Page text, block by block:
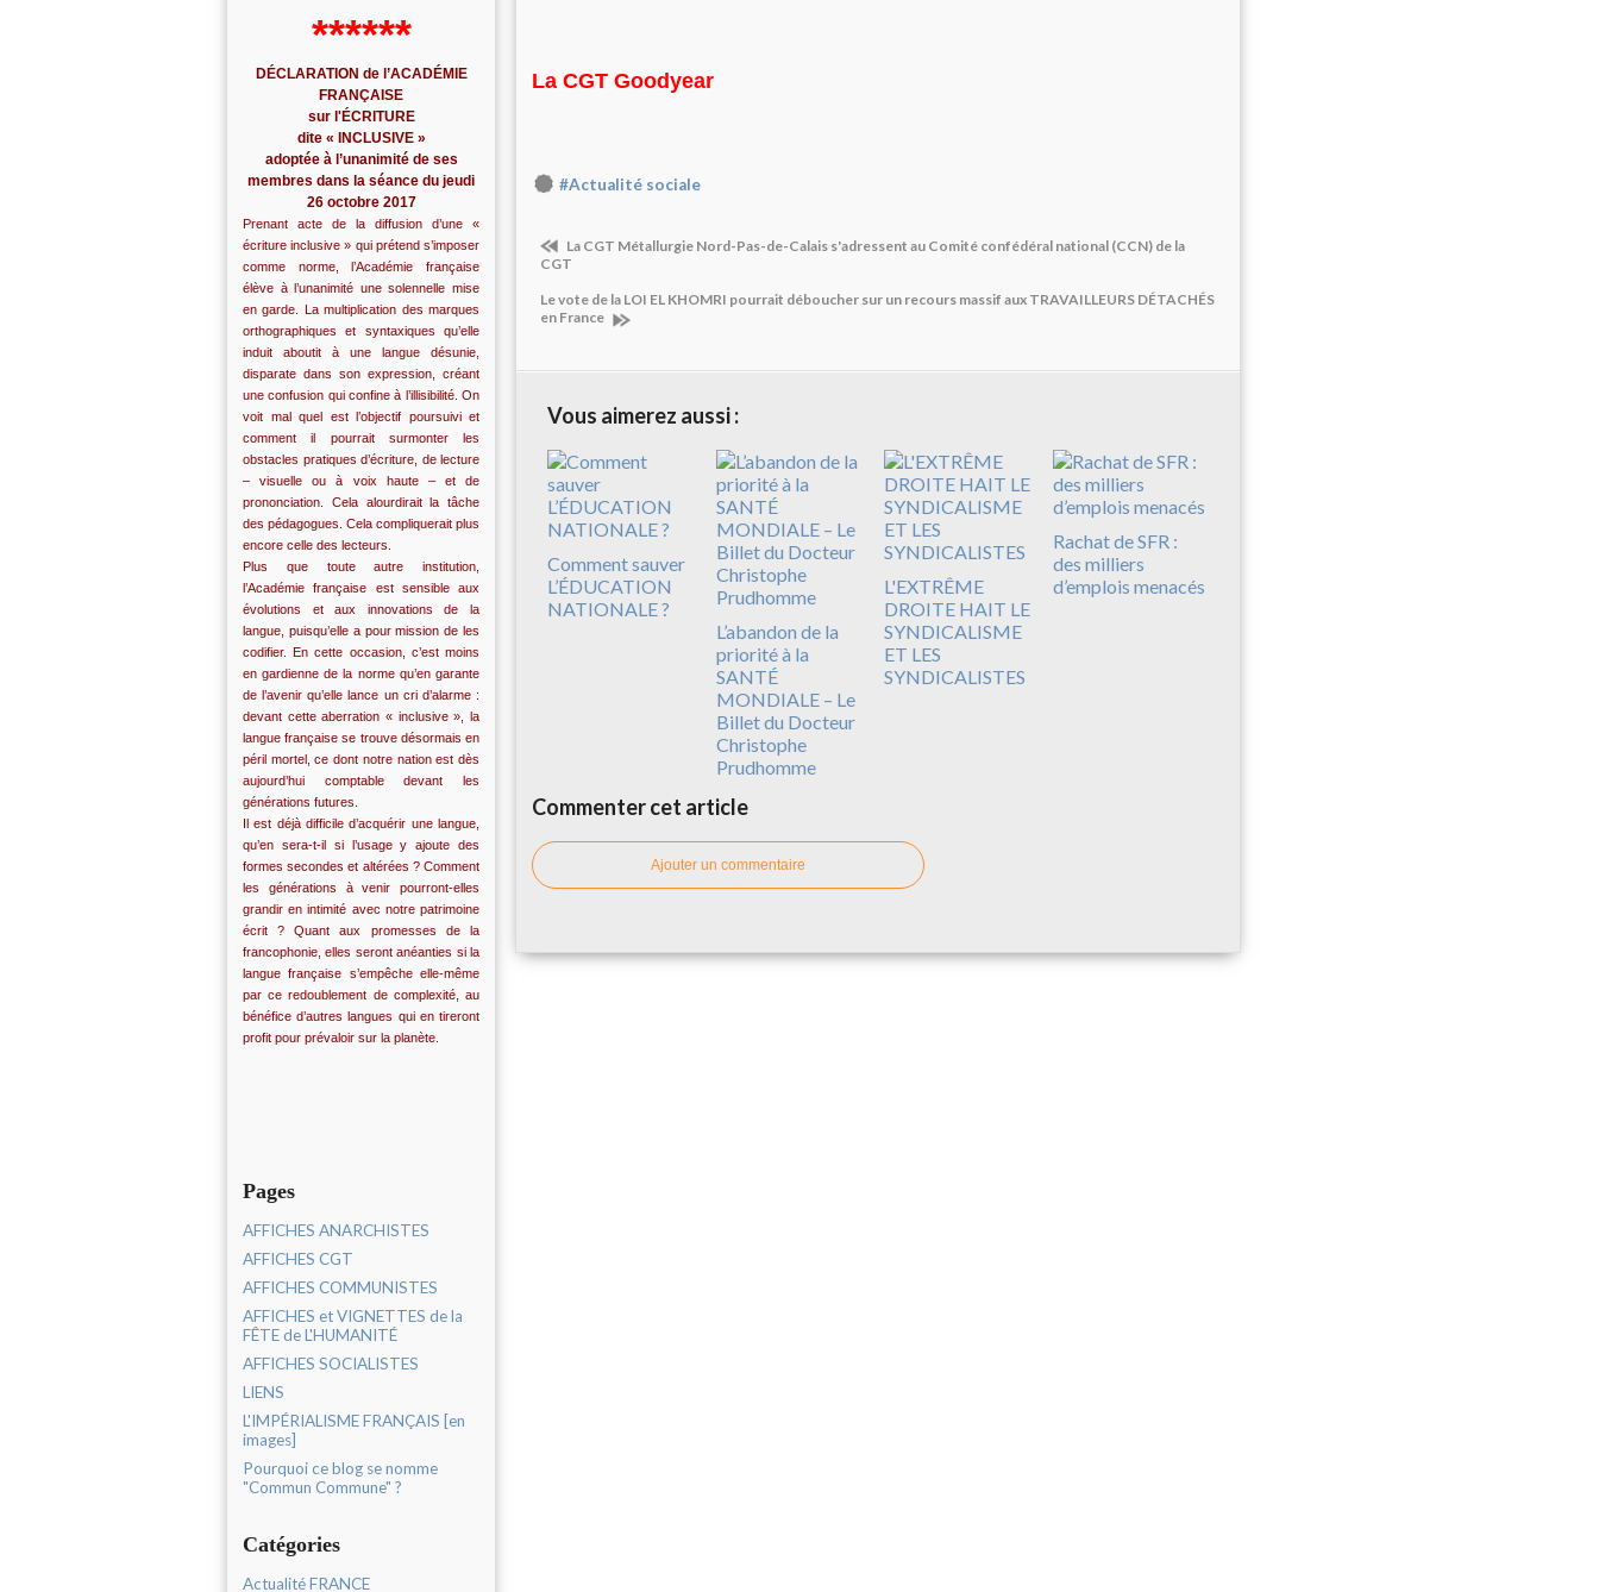
******
DÉCLARATION de l’ACADÉMIE
FRANÇAISE
sur l'ÉCRITURE
dite « INCLUSIVE »
adoptée à l’unanimité de ses
membres dans la séance du jeudi
26 octobre 2017
Prenant acte de la diffusion d’une «
écriture inclusive » qui prétend s’imposer
comme norme, l’Académie française
élève à l’unanimité une solennelle mise
en garde. La multiplication des marques
orthographiques et syntaxiques qu’elle
induit aboutit à une langue désunie,
disparate dans son expression, créant
une confusion qui confine à l’illisibilité. On
voit mal quel est l’objectif poursuivi et
comment il pourrait surmonter les
obstacles pratiques d’écriture, de lecture
– visuelle ou à voix haute – et de
prononciation. Cela alourdirait la tâche
des pédagogues. Cela compliquerait plus
encore celle des lecteurs.
Plus que toute autre institution,
l’Académie française est sensible aux
évolutions et aux innovations de la
langue, puisqu’elle a pour mission de les
codifier. En cette occasion, c’est moins
en gardienne de la norme qu’en garante
de l’avenir qu’elle lance un cri d’alarme :
devant cette aberration « inclusive », la
langue française se trouve désormais en
péril mortel, ce dont notre nation est dès
aujourd’hui comptable devant les
générations futures.
Il est déjà difficile d’acquérir une langue,
qu’en sera-t-il si l’usage y ajoute des
formes secondes et altérées ? Comment
les générations à venir pourront-elles
grandir en intimité avec notre patrimoine
écrit ? Quant aux promesses de la
francophonie, elles seront anéanties si la
langue française s’empêche elle-même
par ce redoublement de complexité, au
bénéfice d’autres langues qui en tireront
profit pour prévaloir sur la planète.
Pages
AFFICHES ANARCHISTES
AFFICHES CGT
AFFICHES COMMUNISTES
AFFICHES et VIGNETTES de la
FÊTE de L'HUMANITÉ
AFFICHES SOCIALISTES
LIENS
L'IMPÉRIALISME FRANÇAIS [en
images]
Pourquoi ce blog se nomme
"Commun Commune" ?
Catégories
Actualité FRANCE
La CGT Goodyear
#Actualité sociale
La CGT Métallurgie Nord-Pas-de-Calais s'adressent au Comité confédéral national (CCN) de la
CGT
Le vote de la LOI EL KHOMRI pourrait déboucher sur un recours massif aux TRAVAILLEURS DÉTACHÉS
en France
Vous aimerez aussi :
Comment sauver
L’ÉDUCATION
NATIONALE ?
L’abandon de la
priorité à la
SANTÉ
MONDIALE – Le
Billet du Docteur
Christophe
Prudhomme
L'EXTRÊME
DROITE HAIT LE
SYNDICALISME
ET LES
SYNDICALISTES
Rachat de SFR :
des milliers
d’emplois menacés
Commenter cet article
Ajouter un commentaire